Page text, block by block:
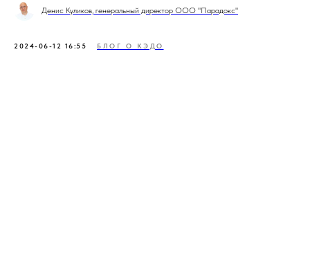
Денис Куликов, генеральный директор ООО "Парадокс"
2024-06-12 16:55 БЛОГ О КЭДО